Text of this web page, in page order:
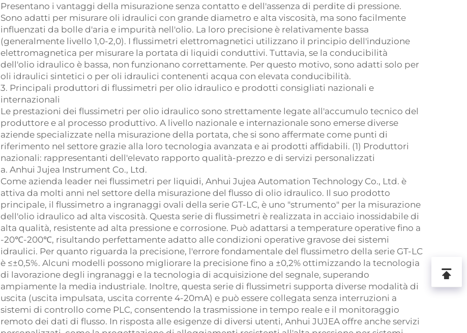
Presentano i vantaggi della misurazione senza contatto e dell'assenza di perdite di pressione.
Sono adatti per misurare oli idraulici con grande diametro e alta viscosità, ma sono facilmente
influenzati da bolle d'aria e impurità nell'olio. La loro precisione è relativamente bassa
(generalmente livello 1,0-2,0). I flussimetri elettromagnetici utilizzano il principio dell'induzione
elettromagnetica per misurare la portata di liquidi conduttivi. Tuttavia, se la conducibilità
dell'olio idraulico è bassa, non funzionano correttamente. Per questo motivo, sono adatti solo per
oli idraulici sintetici o per oli idraulici contenenti acqua con elevata conducibilità.
3. Principali produttori di flussimetri per olio idraulico e prodotti consigliati nazionali e
internazionali
Le prestazioni dei flussimetri per olio idraulico sono strettamente legate all'accumulo tecnico del
produttore e al processo produttivo. A livello nazionale e internazionale sono emerse diverse
aziende specializzate nella misurazione della portata, che si sono affermate come punti di
riferimento nel settore grazie alla loro tecnologia avanzata e ai prodotti affidabili. (1) Produttori
nazionali: rappresentanti dell'elevato rapporto qualità-prezzo e di servizi personalizzati
a. Anhui Jujea Instrument Co., Ltd.
Come azienda leader nei flussimetri per liquidi, Anhui Jujea Automation Technology Co., Ltd. è
attiva da molti anni nel settore della misurazione del flusso di olio idraulico. Il suo prodotto
principale, il flussimetro a ingranaggi ovali della serie GT-LC, è uno "strumento" per la misurazione
dell'olio idraulico ad alta viscosità. Questa serie di flussimetri è realizzata in acciaio inossidabile di
alta qualità, resistente ad alta pressione e corrosione. Può adattarsi a temperature operative fino a
-20℃-200℃, risultando perfettamente adatto alle condizioni operative gravose dei sistemi
idraulici. Per quanto riguarda la precisione, l'errore fondamentale del flussimetro della serie GT-LC
è ≤±0,5%. Alcuni modelli possono migliorare la precisione fino a ±0,2% ottimizzando la tecnologia
di lavorazione degli ingranaggi e la tecnologia di acquisizione del segnale, superando
ampiamente la media industriale. Inoltre, questa serie di flussimetri supporta diverse modalità di
uscita (uscita impulsata, uscita corrente 4-20mA) e può essere collegata senza interruzioni a
sistemi di controllo come PLC, consentendo la trasmissione in tempo reale e il monitoraggio
remoto dei dati di flusso. In risposta alle esigenze di diversi utenti, Anhui JUJEA offre anche servizi